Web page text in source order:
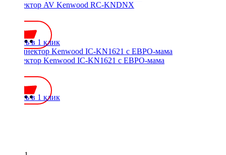
Коннектор AV Kenwood RC-KNDNX
Купить в 1 клик
Коннектор Kenwood IC-KN1621 с ЕВРО-мама
Купить в 1 клик